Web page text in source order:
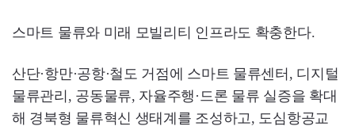
스마트 물류와 미래 모빌리티 인프라도 확충한다.
산단·항만·공항·철도 거점에 스마트 물류센터, 디지털
물류관리, 공동물류, 자율주행·드론 물류 실증을 확대
해 경북형 물류혁신 생태계를 조성하고, 도심항공교